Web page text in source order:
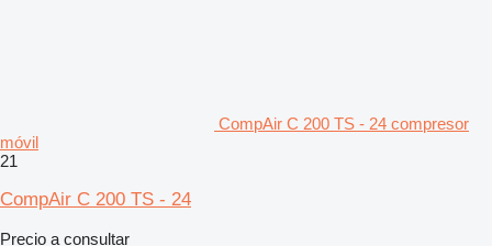
CompAir C 200 TS - 24 compresor
móvil
21
CompAir C 200 TS - 24
Precio a consultar